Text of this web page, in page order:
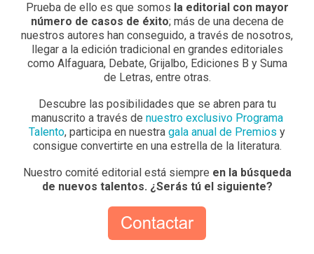
Prueba de ello es que somos la editorial con mayor
número de casos de éxito; más de una decena de
nuestros autores han conseguido, a través de nosotros,
llegar a la edición tradicional en grandes editoriales
como Alfaguara, Debate, Grijalbo, Ediciones B y Suma
de Letras, entre otras.
Descubre las posibilidades que se abren para tu
manuscrito a través de nuestro exclusivo Programa
Talento, participa en nuestra gala anual de Premios y
consigue convertirte en una estrella de la literatura.
Nuestro comité editorial está siempre en la búsqueda
de nuevos talentos. ¿Serás tú el siguiente?